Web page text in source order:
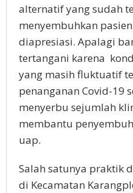
alternatif yang sudah
menyembuhkan
diapresiasi. Apalagi
tertangani karena
yang masih fluktuatif
penanganan Covid-19
menyerbu sejumlah
membantu
uap.
Salah satunya praktik
di Kecamatan